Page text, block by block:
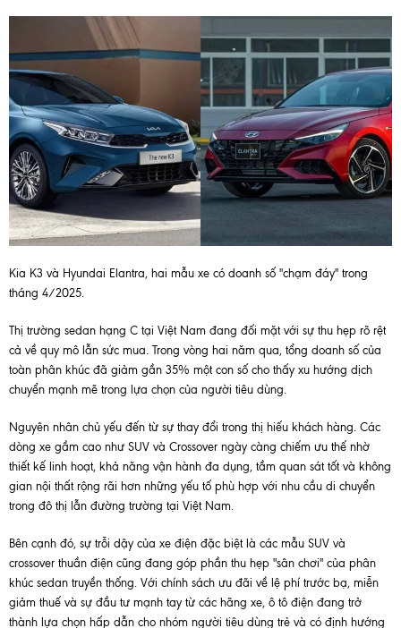
Kia K3 và Hyundai Elantra, hai mẫu xe có doanh số "chạm đáy" trong
tháng 4/2025.
Thị trường sedan hạng C tại Việt Nam đang đối mặt với sự thu hẹp rõ rệt
cả về quy mô lẫn sức mua. Trong vòng hai năm qua, tổng doanh số của
toàn phân khúc đã giảm gần 35% một con số cho thấy xu hướng dịch
chuyển mạnh mẽ trong lựa chọn của người tiêu dùng.
Nguyên nhân chủ yếu đến từ sự thay đổi trong thị hiếu khách hàng. Các
dòng xe gầm cao như SUV và Crossover ngày càng chiếm ưu thế nhờ
thiết kế linh hoạt, khả năng vận hành đa dụng, tầm quan sát tốt và không
gian nội thất rộng rãi hơn những yếu tố phù hợp với nhu cầu di chuyển
trong đô thị lẫn đường trường tại Việt Nam.
Bên cạnh đó, sự trỗi dậy của xe điện đặc biệt là các mẫu SUV và
crossover thuần điện cũng đang góp phần thu hẹp "sân chơi" của phân
khúc sedan truyền thống. Với chính sách ưu đãi về lệ phí trước bạ, miễn
giảm thuế và sự đầu tư mạnh tay từ các hãng xe, ô tô điện đang trở
thành lựa chọn hấp dẫn cho nhóm người tiêu dùng trẻ và có định hướng